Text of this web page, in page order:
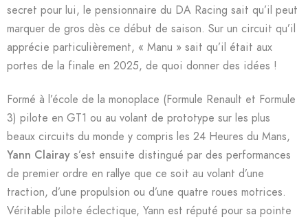
secret pour lui, le pensionnaire du DA Racing sait qu’il peut
marquer de gros dès ce début de saison. Sur un circuit qu’il
apprécie particulièrement, « Manu » sait qu’il était aux
portes de la finale en 2025, de quoi donner des idées !
Formé à l’école de la monoplace (Formule Renault et Formule
3) pilote en GT1 ou au volant de prototype sur les plus
beaux circuits du monde y compris les 24 Heures du Mans,
Yann Clairay s’est ensuite distingué par des performances
de premier ordre en rallye que ce soit au volant d’une
traction, d’une propulsion ou d’une quatre roues motrices.
Véritable pilote éclectique, Yann est réputé pour sa pointe